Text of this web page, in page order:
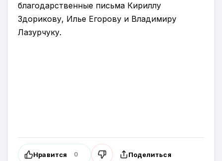
благодарственные письма Кириллу
Здорикову, Илье Егорову и Владимиру
Лазурчуку.
Нравится 0 Поделиться